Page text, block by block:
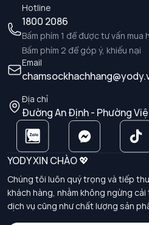
Hotline
1800 2086
Bấm phím 1 để được tư vấn mua
Bấm phím 2 để góp ý, khiếu nại
Email
Địa chỉ
Đường An Định - Phường
YODY XIN CHÀO 💖
Chúng tôi luôn quý trọng và tiếp
khách hàng, nhằm không ngừng
dịch vụ cũng như chất lượng sản